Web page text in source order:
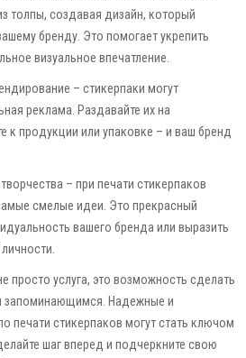
толпы, создавая дизайн, который
бренду. Это помогает укрепить
визуальное впечатление.
– стикерпаки могут
реклама. Раздавайте их на
к продукции или упаковке – и ваш бренд
– при печати стикерпаков
смелые идеи. Это прекрасный
вашего бренда или выразить
просто услуга, это возможность сделать
запоминающимся. Надежные и
печати стикерпаков могут стать ключом
шаг вперед и подчеркните свою